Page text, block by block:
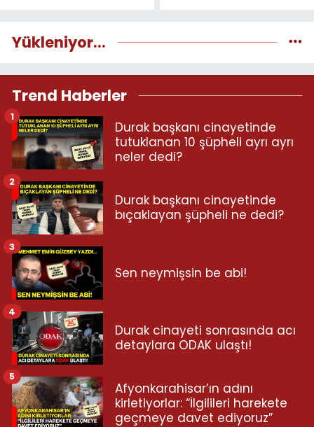
Yükleniyor...
Trend Haberler
Durak başkanı cinayetinde
tutuklanan 10 şüpheli ayrı ayrı
neler dedi?
1
Durak başkanı cinayetinde
bıçaklayan şüpheli ne dedi?
2
Sen neymişsin be abi!
3
Durak cinayeti sonrasında acı
detaylara ODAK ulaştı!
4
Afyonkarahisar’ın adını
kirletiyorlar: “İlgilileri harekete
geçmeye davet ediyoruz”
5